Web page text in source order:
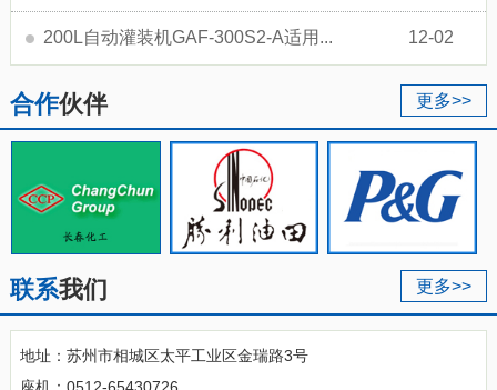
12-02
200L自动灌装机GAF-300S2-A适用...
更多>>
合作伙伴
更多>>
联系我们
地址：苏州市相城区太平工业区金瑞路3号